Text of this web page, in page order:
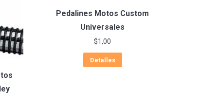
Pedalines Motos Custom
Universales
$1,00
Detalles